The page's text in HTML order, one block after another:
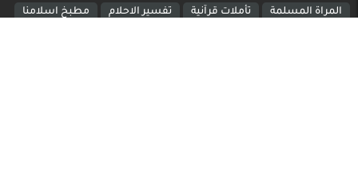
المراة المسلمة تأملات قرآنية تفسير الاحلام مطبخ اسلامنا